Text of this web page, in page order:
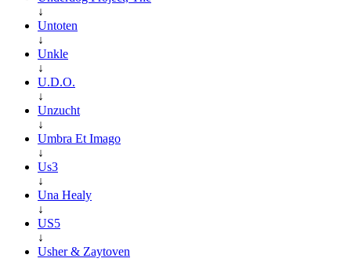
↓
Untoten
↓
Unkle
↓
U.D.O.
↓
Unzucht
↓
Umbra Et Imago
↓
Us3
↓
Una Healy
↓
US5
↓
Usher & Zaytoven